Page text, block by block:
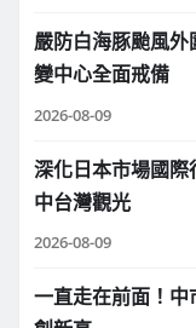
嚴防白海豚颱風
變中心全面戒備
2026-08-09
深化日本市場國
中台灣觀光
2026-08-09
一直走在前面！